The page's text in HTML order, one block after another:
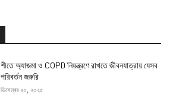
শীতে অ্যাজমা ও COPD নিয়ন্ত্রণে রাখতে জীবনযাত্রায় যেসব
পরিবর্তন জরুরি
ডিসেম্বর ২০, ২০২৫